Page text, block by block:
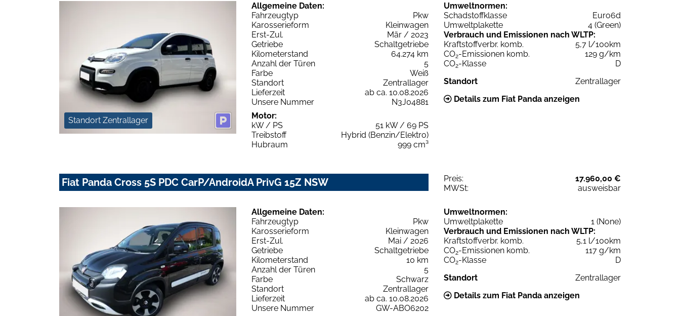
Standort Zentrallager
Allgemeine Daten:
Fahrzeugtyp
Pkw
Karosserieform
Kleinwagen
Erst-Zul.
Mär / 2023
Getriebe
Schaltgetriebe
Kilometerstand
64.274 km
Anzahl der Türen
5
Farbe
Weiß
Standort
Zentrallager
Lieferzeit
ab ca. 10.08.2026
Unsere Nummer
N3J04881
Motor:
kW / PS
51 kW / 69 PS
Treibstoff
Hybrid (Benzin/Elektro)
Hubraum
999 cm³
Umweltnormen:
Schadstoffklasse
Euro6d
Umweltplakette
4 (Green)
Verbrauch und Emissionen nach WLTP:
Kraftstoffverbr. komb.
5,7 l/100km
CO2-Emissionen komb.
129 g/km
CO2-Klasse
D
Standort
Zentrallager
Details zum Fiat Panda anzeigen
Fiat Panda Cross 5S PDC CarP/AndroidA PrivG 15Z NSW Preis:
17.960,00 €
MWSt:
ausweisbar
Allgemeine Daten:
Fahrzeugtyp
Pkw
Karosserieform
Kleinwagen
Erst-Zul.
Mai / 2026
Getriebe
Schaltgetriebe
Kilometerstand
10 km
Anzahl der Türen
5
Farbe
Schwarz
Standort
Zentrallager
Lieferzeit
ab ca. 10.08.2026
Unsere Nummer
GW-ABO6202
Umweltnormen:
Umweltplakette
1 (None)
Verbrauch und Emissionen nach WLTP:
Kraftstoffverbr. komb.
5,1 l/100km
CO2-Emissionen komb.
117 g/km
CO2-Klasse
D
Standort
Zentrallager
Details zum Fiat Panda anzeigen